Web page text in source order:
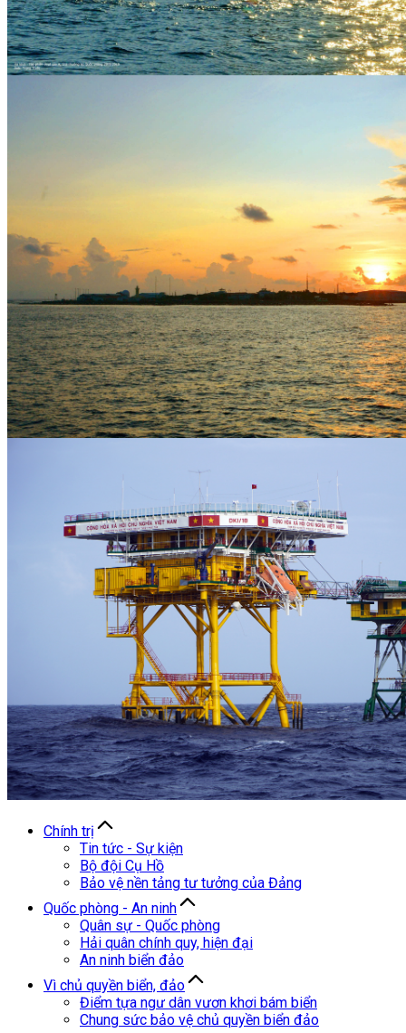
Chính trị
Tin tức - Sự kiện
Bộ đội Cụ Hồ
Bảo vệ nền tảng tư tưởng của Đảng
Quốc phòng - An ninh
Quân sự - Quốc phòng
Hải quân chính quy, hiện đại
An ninh biển đảo
Vì chủ quyền biển, đảo
Điểm tựa ngư dân vươn khơi bám biển
Chung sức bảo vệ chủ quyền biển đảo